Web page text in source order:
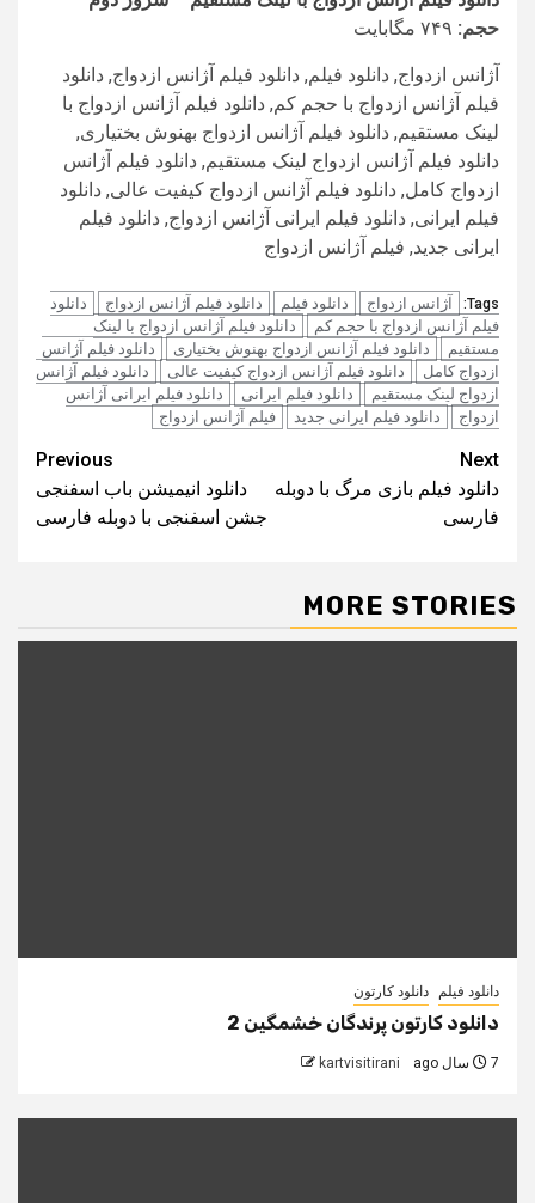
حجم: ۷۴۹ مگابایت
آژانس ازدواج, دانلود فیلم, دانلود فیلم آژانس ازدواج, دانلود
فیلم آژانس ازدواج با حجم کم, دانلود فیلم آژانس ازدواج با
لینک مستقیم, دانلود فیلم آژانس ازدواج بهنوش بختیاری,
دانلود فیلم آژانس ازدواج لینک مستقیم, دانلود فیلم آژانس
ازدواج کامل, دانلود فیلم آژانس ازدواج کیفیت عالی, دانلود
فیلم ایرانی, دانلود فیلم ایرانی آژانس ازدواج, دانلود فیلم
ایرانی جدید, فيلم آژانس ازدواج
Tags: آژانس ازدواج دانلود فیلم دانلود فیلم آژانس ازدواج
دانلود
فیلم آژانس ازدواج با حجم کم
دانلود فیلم آژانس ازدواج با لینک
مستقیم
دانلود فیلم آژانس ازدواج بهنوش بختیاری
دانلود فیلم آژانس
ازدواج کامل
دانلود فیلم آژانس ازدواج کیفیت عالی
دانلود فیلم آژانس
ازدواج لینک مستقیم
دانلود فیلم ایرانی
دانلود فیلم ایرانی آژانس
ازدواج
دانلود فیلم ایرانی جدید فيلم آژانس ازدواج
Post
navigation
Previous
دانلود انیمیشن باب اسفنجی
جشن اسفنجی با دوبله فارسی
Next
دانلود فیلم بازی مرگ با دوبله
فارسی
MORE STORIES
دانلود فیلم دانلود کارتون
دانلود کارتون پرندگان خشمگین 2
7 سال ago kartvisitirani